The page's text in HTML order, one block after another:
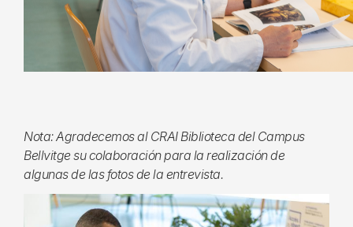
Nota: Agradecemos al CRAI Biblioteca del Campus
Bellvitge su colaboración para la realización de
algunas de las fotos de la entrevista.